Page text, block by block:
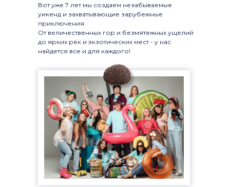
Вот уже 7 лет мы создаем незабываемые
уикенд и захватывающие зарубежные
приключения
От величественных гор и безмятежных ущелий
до ярких рек и экзотических мест - у нас
найдется все и для каждого!